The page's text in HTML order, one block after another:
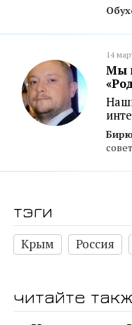
14
Мы
тэги
Крым Россия
читайте